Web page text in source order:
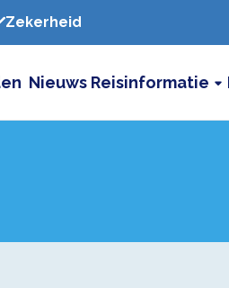
Zekerheid
Nieuws Reisinformatie